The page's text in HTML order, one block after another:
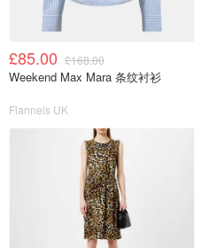
£85.00 £168.00
Weekend Max Mara 条纹衬衫
Flannels UK